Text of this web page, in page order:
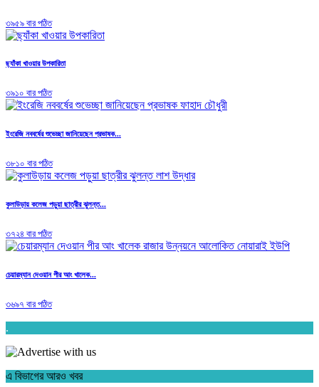
৩৯৫৯ বার পঠিত
ছ্যাঁকা খাওয়ার উপকারিতা
৩৯১০ বার পঠিত
ইংরেজি নববর্ষের শুভেচ্ছা জানিয়েছেন প্রভাষক...
৩৮১০ বার পঠিত
কুলাউড়ায় কলেজ পড়ুয়া ছাত্রীর ঝুলন্ত...
৩৭২৪ বার পঠিত
চেয়ারম্যান দেওয়ান পীর আং খালেক...
৩৬৯৭ বার পঠিত
.
এ বিভাগের আরও খবর